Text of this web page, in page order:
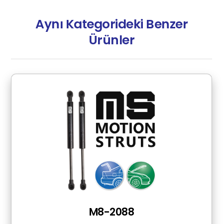
Aynı Kategorideki Benzer
Ürünler
M8-2088